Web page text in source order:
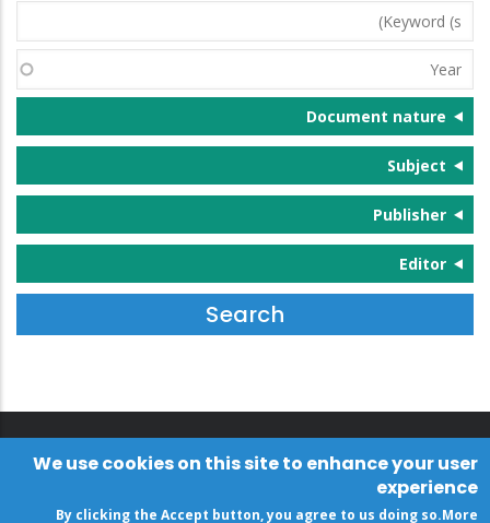
Keyword
(s)
Year
Document nature
Subject
Publisher
Editor
We use cookies on this site to enhance your user
experience
By clicking the Accept button, you agree to us doing so.More